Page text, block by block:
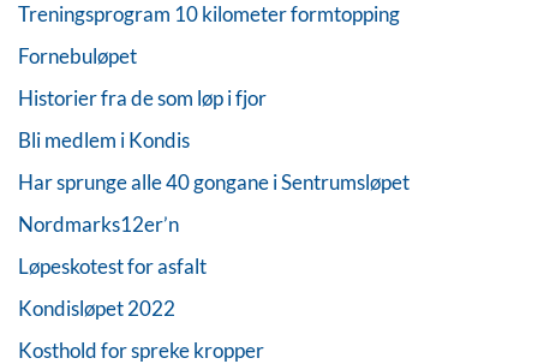
Treningsprogram 10 kilometer formtopping
Fornebuløpet
Historier fra de som løp i fjor
Bli medlem i Kondis
Har sprunge alle 40 gongane i Sentrumsløpet
Nordmarks12er’n
Løpeskotest for asfalt
Kondisløpet 2022
Kosthold for spreke kropper